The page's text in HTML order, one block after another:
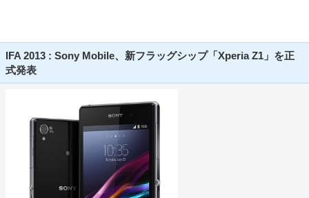
IFA 2013 : Sony Mobile、新フラッグシップ「Xperia Z1」を正
式発表